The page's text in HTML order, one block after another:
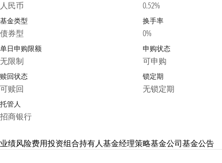
人民币 0.52%
基金类型
债券型
换手率
0%
单日申购限额
无限制
申购状态
可申购
赎回状态
可赎回
锁定期
无锁定期
托管人
招商银行
业绩风险费用投资组合持有人基金经理策略基金公司基金公告